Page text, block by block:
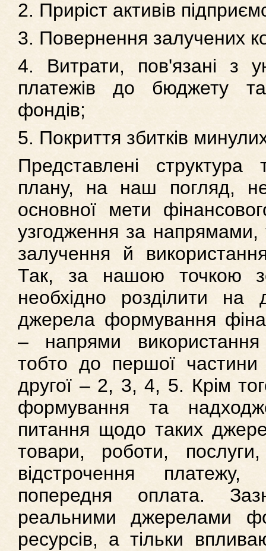
2. Приріст активів
3. Повернення залучених
4. Витрати, пов'язані з
платежів до бюджету
фондів;
5. Покриття збитків
Представлені структура
плану, на наш погляд,
основної мети
узгодження за напрямами,
залучення й
Так, за нашою точкою
необхідно розділити
джерела формування
– напрями використання
тобто до першої
другої – 2, 3, 4, 5. Крім
формування та
питання щодо таких
товари, роботи,
відстрочення
попередня оплата.
реальними джерелами
ресурсів, а тільки